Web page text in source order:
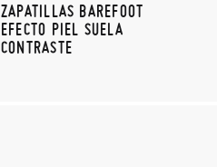
ZAPATILLAS BAREFOOT
EFECTO PIEL SUELA
CONTRASTE